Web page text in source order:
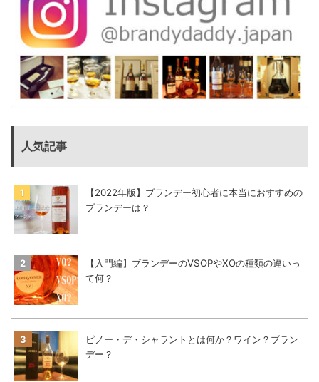
人気記事
【2022年版】ブランデー初心者に本当におすすめの
ブランデーは？
【入門編】ブランデーのVSOPやXOの種類の違いっ
て何？
ピノー・デ・シャラントとは何か？ワイン？ブラン
デー？